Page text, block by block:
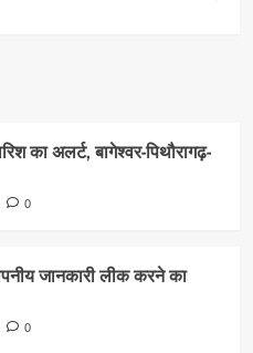
का अलर्ट, बागेश्वर-पिथौरागढ़-
0
जानकारी लीक करने का
0